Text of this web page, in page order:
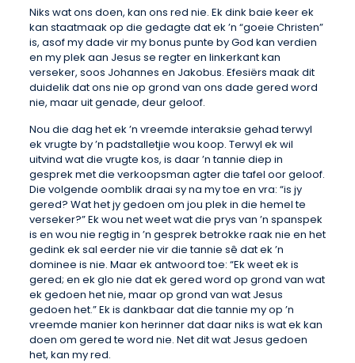
Niks wat ons doen, kan ons red nie. Ek dink baie keer ek
kan staatmaak op die gedagte dat ek ’n “goeie Christen”
is, asof my dade vir my bonus punte by God kan verdien
en my plek aan Jesus se regter en linkerkant kan
verseker, soos Johannes en Jakobus. Efesiërs maak dit
duidelik dat ons nie op grond van ons dade gered word
nie, maar uit genade, deur geloof.
Nou die dag het ek ’n vreemde interaksie gehad terwyl
ek vrugte by ’n padstalletjie wou koop. Terwyl ek wil
uitvind wat die vrugte kos, is daar ’n tannie diep in
gesprek met die verkoopsman agter die tafel oor geloof.
Die volgende oomblik draai sy na my toe en vra: “is jy
gered? Wat het jy gedoen om jou plek in die hemel te
verseker?” Ek wou net weet wat die prys van ’n spanspek
is en wou nie regtig in ’n gesprek betrokke raak nie en het
gedink ek sal eerder nie vir die tannie sê dat ek ’n
dominee is nie. Maar ek antwoord toe: “Ek weet ek is
gered; en ek glo nie dat ek gered word op grond van wat
ek gedoen het nie, maar op grond van wat Jesus
gedoen het.” Ek is dankbaar dat die tannie my op ’n
vreemde manier kon herinner dat daar niks is wat ek kan
doen om gered te word nie. Net dit wat Jesus gedoen
het, kan my red.